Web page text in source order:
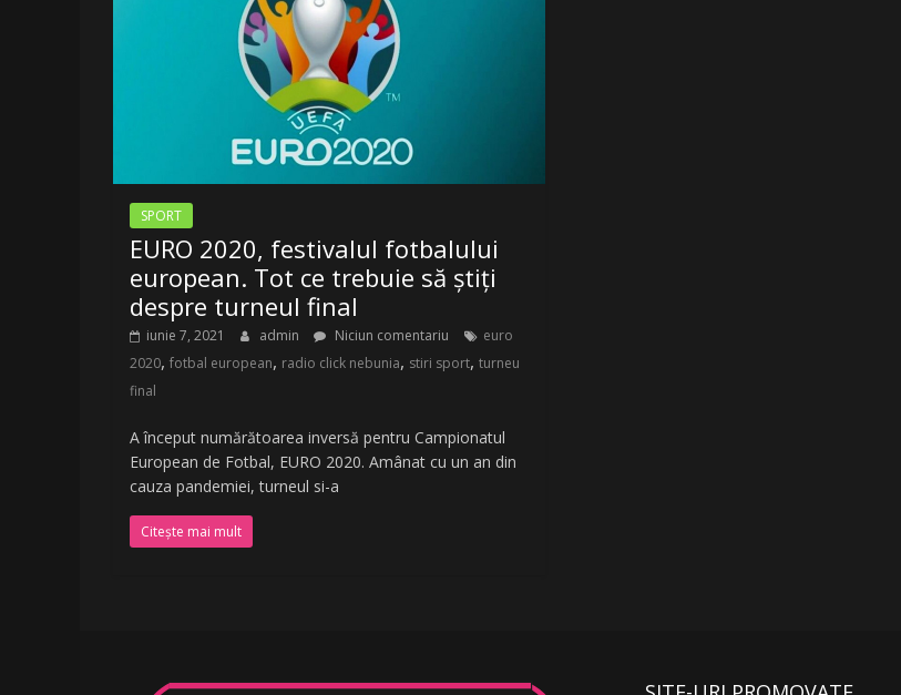
SPORT
EURO 2020, festivalul fotbalului
european. Tot ce trebuie să știți
despre turneul final
iunie 7, 2021 admin Niciun comentariu
euro
2020, fotbal european, radio click nebunia, stiri sport, turneu
final
A început numărătoarea inversă pentru Campionatul
European de Fotbal, EURO 2020. Amânat cu un an din
cauza pandemiei, turneul si-a
Citește mai mult